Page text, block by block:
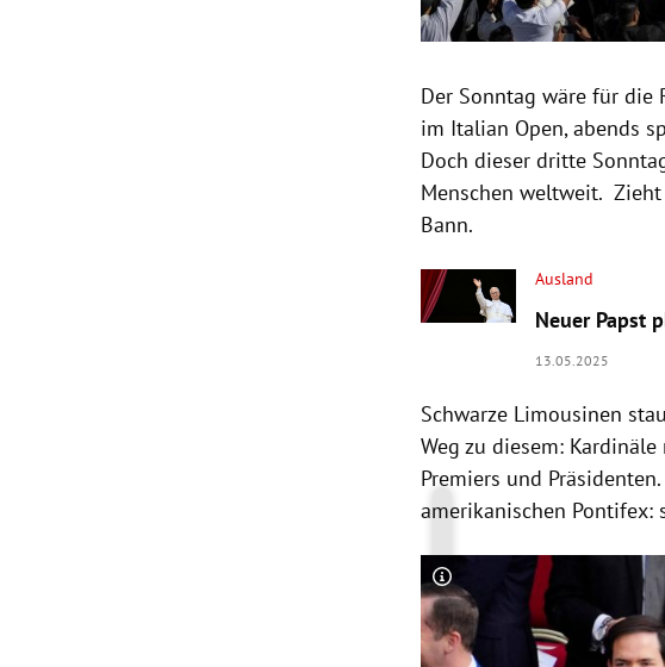
Der Sonntag wäre für die
im Italian Open, abends
Doch dieser dritte
Menschen weltweit.
Bann.
Ausland
Neuer Papst
13.05.2025
Schwarze Limousinen
Weg zu diesem:
Premiers und
amerikanischen Pontifex:
Copyright-Hinweis öffnen/